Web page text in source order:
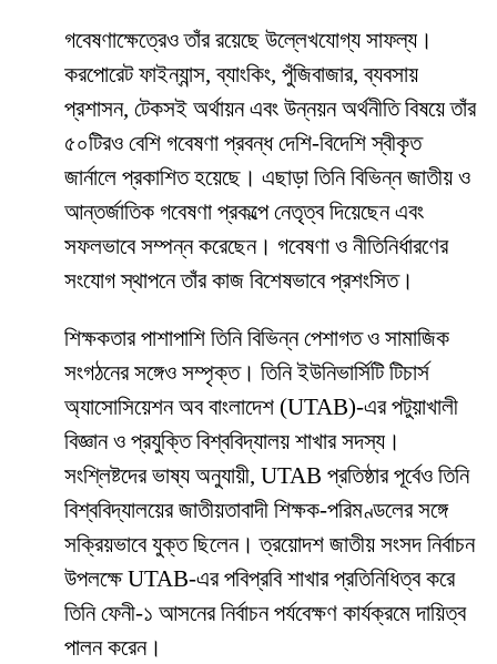
গবেষণাক্ষেত্রেও তাঁর রয়েছে উল্লেখযোগ্য সাফল্য।
করপোরেট ফাইন্যান্স, ব্যাংকিং, পুঁজিবাজার, ব্যবসায়
প্রশাসন, টেকসই অর্থায়ন এবং উন্নয়ন অর্থনীতি বিষয়ে তাঁর
৫০টিরও বেশি গবেষণা প্রবন্ধ দেশি-বিদেশি স্বীকৃত
জার্নালে প্রকাশিত হয়েছে। এছাড়া তিনি বিভিন্ন জাতীয় ও
আন্তর্জাতিক গবেষণা প্রকল্পে নেতৃত্ব দিয়েছেন এবং
সফলভাবে সম্পন্ন করেছেন। গবেষণা ও নীতিনির্ধারণের
সংযোগ স্থাপনে তাঁর কাজ বিশেষভাবে প্রশংসিত।
শিক্ষকতার পাশাপাশি তিনি বিভিন্ন পেশাগত ও সামাজিক
সংগঠনের সঙ্গেও সম্পৃক্ত। তিনি ইউনিভার্সিটি টিচার্স
অ্যাসোসিয়েশন অব বাংলাদেশ (UTAB)-এর পটুয়াখালী
বিজ্ঞান ও প্রযুক্তি বিশ্ববিদ্যালয় শাখার সদস্য।
সংশ্লিষ্টদের ভাষ্য অনুযায়ী, UTAB প্রতিষ্ঠার পূর্বেও তিনি
বিশ্ববিদ্যালয়ের জাতীয়তাবাদী শিক্ষক-পরিমণ্ডলের সঙ্গে
সক্রিয়ভাবে যুক্ত ছিলেন। ত্রয়োদশ জাতীয় সংসদ নির্বাচন
উপলক্ষে UTAB-এর পবিপ্রবি শাখার প্রতিনিধিত্ব করে
তিনি ফেনী-১ আসনের নির্বাচন পর্যবেক্ষণ কার্যক্রমে দায়িত্ব
পালন করেন।